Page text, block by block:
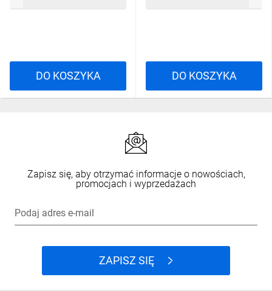
DO KOSZYKA DO KOSZYKA
Zapisz się, aby otrzymać informacje o nowościach,
promocjach i wyprzedażach
Podaj adres e-mail
ZAPISZ SIĘ